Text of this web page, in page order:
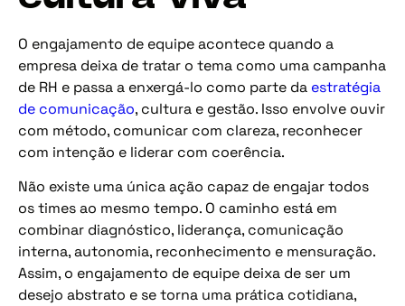
O engajamento de equipe acontece quando a
empresa deixa de tratar o tema como uma campanha
de RH e passa a enxergá-lo como parte da estratégia
de comunicação, cultura e gestão. Isso envolve ouvir
com método, comunicar com clareza, reconhecer
com intenção e liderar com coerência.
Não existe uma única ação capaz de engajar todos
os times ao mesmo tempo. O caminho está em
combinar diagnóstico, liderança, comunicação
interna, autonomia, reconhecimento e mensuração.
Assim, o engajamento de equipe deixa de ser um
desejo abstrato e se torna uma prática cotidiana,